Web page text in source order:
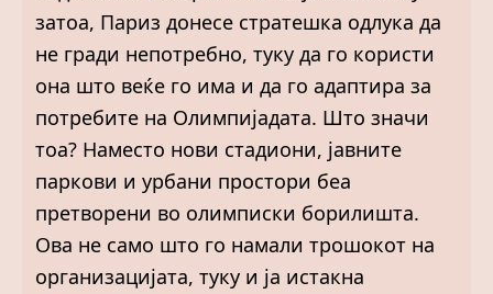
затоа, Париз донесе стратешка одлука да
не гради непотребно, туку да го користи
она што веќе го има и да го адаптира за
потребите на Олимпијадата. Што значи
тоа? Наместо нови стадиони, јавните
паркови и урбани простори беа
претворени во олимписки борилишта.
Ова не само што го намали трошокот на
организацијата, туку и ја истакна